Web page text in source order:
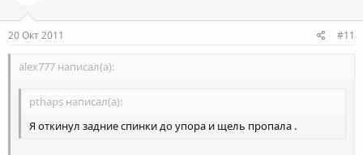
20 Окт 2011 #11
alex777 написал(а):
pthaps написал(а):
Я откинул задние спинки до упора и щель пропала .